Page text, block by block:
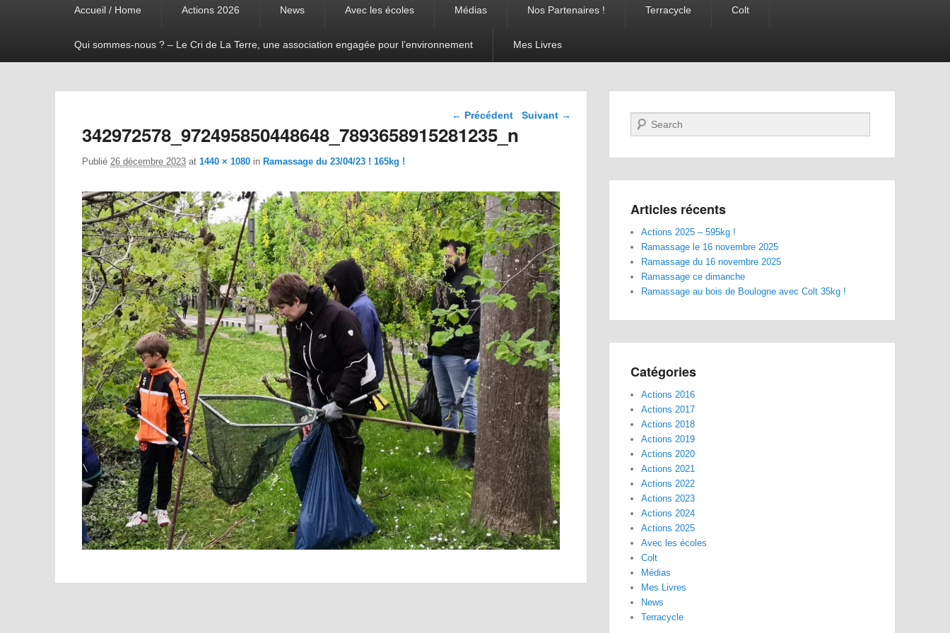
Accueil / Home Actions 2026 News Avec les écoles Médias Nos Partenaires ! Terracycle Colt
Qui sommes-nous ? – Le Cri de La Terre, une association engagée pour l’environnement Mes Livres
Navigation dans les
← Précédent Suivant →
342972578_972495850448648_7893658915281235_n
Publié 26 décembre 2023 at 1440 × 1080 in Ramassage du 23/04/23 ! 165kg !
Recherche
Articles récents
Actions 2025 – 595kg !
Ramassage le 16 novembre 2025
Ramassage du 16 novembre 2025
Ramassage ce dimanche
Ramassage au bois de Boulogne avec Colt 35kg !
Catégories
Actions 2016
Actions 2017
Actions 2018
Actions 2019
Actions 2020
Actions 2021
Actions 2022
Actions 2023
Actions 2024
Actions 2025
Avec les écoles
Colt
Médias
Mes Livres
News
Terracycle